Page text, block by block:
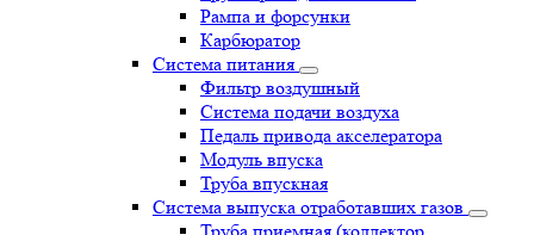
Рампа и форсунки
Карбюратор
Система питания
Фильтр воздушный
Система подачи воздуха
Педаль привода акселератора
Модуль впуска
Труба впускная
Система выпуска отработавших газов